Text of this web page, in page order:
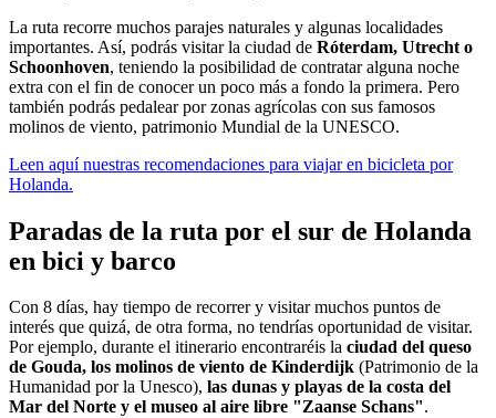
La ruta recorre muchos parajes naturales y algunas localidades
importantes. Así, podrás visitar la ciudad de Róterdam, Utrecht o
Schoonhoven, teniendo la posibilidad de contratar alguna noche
extra con el fin de conocer un poco más a fondo la primera. Pero
también podrás pedalear por zonas agrícolas con sus famosos
molinos de viento, patrimonio Mundial de la UNESCO.
Leen aquí nuestras recomendaciones para viajar en bicicleta por
Holanda.
Paradas de la ruta por el sur de Holanda
en bici y barco
Con 8 días, hay tiempo de recorrer y visitar muchos puntos de
interés que quizá, de otra forma, no tendrías oportunidad de visitar.
Por ejemplo, durante el itinerario encontraréis la ciudad del queso
de Gouda, los molinos de viento de Kinderdijk (Patrimonio de la
Humanidad por la Unesco), las dunas y playas de la costa del
Mar del Norte y el museo al aire libre "Zaanse Schans".